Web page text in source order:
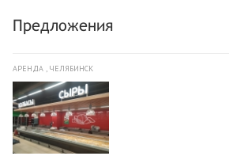
Предложения
АРЕНДА , ЧЕЛЯБИНСК